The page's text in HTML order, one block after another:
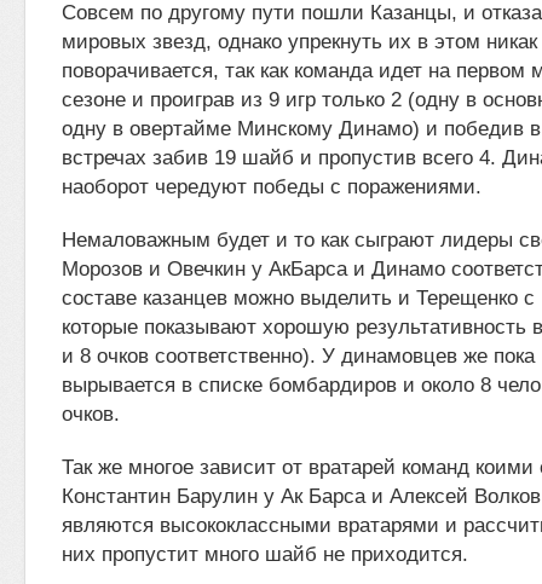
Совсем по другому пути пошли Казанцы, и
мировых звезд, однако упрекнуть их в этом
поворачивается, так как команда идет на первом
сезоне и проиграв из 9 игр только 2 (одну в
одну в овертайме Минскому Динамо) и победив
встречах забив 19 шайб и пропустив всего 4.
наоборот чередуют победы с поражениями.
Немаловажным будет и то как сыграют лидеры
Морозов и Овечкин у АкБарса и Динамо
составе казанцев можно выделить и Терещенко
которые показывают хорошую результативность
и 8 очков соответственно). У динамовцев же пока
вырывается в списке бомбардиров и около 8
очков.
Так же многое зависит от вратарей команд коими
Константин Барулин у Ак Барса и Алексей
являются высококлассными вратарями и
них пропустит много шайб не приходится.